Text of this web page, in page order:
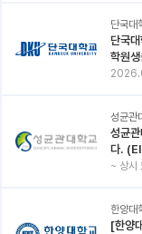
단국대
단국
학원
성균관
성균
다.
~ 상시
[한양